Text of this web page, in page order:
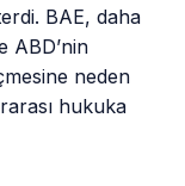
BAE, daha
ABD’nin
neden
hukuka